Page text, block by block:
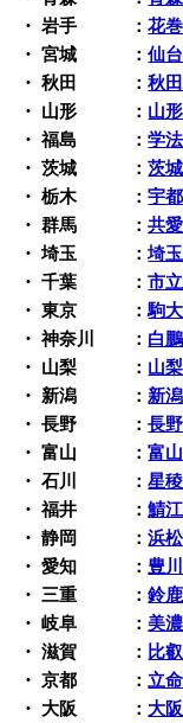
・ 岩手 ：花
・ 宮城 ：仙
・ 秋田 ：秋
・ 山形 ： 山
・ 福島 ：学
・ 茨城 ：茨
・ 栃木 ：宇
・ 群馬 ：共
・ 埼玉 ：埼
・ 千葉 ：市
・ 東京 ：駒
・ 神奈川 ： 白
・ 山梨 ： 山
・ 新潟 ：新
・ 長野 ：長
・ 富山 ：富
・ 石川 ：星
・ 福井 ：鯖
・ 静岡 ：浜
・ 愛知 ：豊
・ 三重 ：鈴
・ 岐阜 ：美
・ 滋賀 ： 比
・ 京都 ：立
・ 大阪 ： 大